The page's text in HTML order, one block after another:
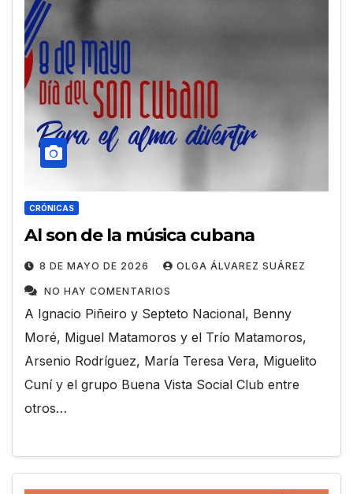
CRÓNICAS
Al son de la música cubana
8 DE MAYO DE 2026 OLGA ÁLVAREZ SUÁREZ
NO HAY COMENTARIOS
A Ignacio Piñeiro y Septeto Nacional, Benny
Moré, Miguel Matamoros y el Trío Matamoros,
Arsenio Rodríguez, María Teresa Vera, Miguelito
Cuní y el grupo Buena Vista Social Club entre
otros…